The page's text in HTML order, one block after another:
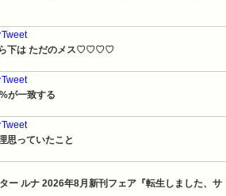
ら下は ただのメス♡♡♡♡
が一致する
思っていたこと
ー ルナ 2026年8月新刊フェア『転生しました、サ